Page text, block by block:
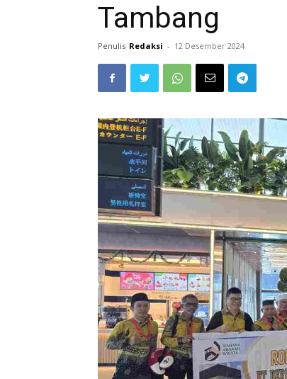
Tambang
Penulis Redaksi - 12 Desember 2024